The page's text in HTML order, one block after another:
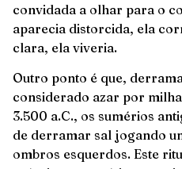
convidada a olhar para o
aparecia distorcida, ela
clara, ela viveria.
Outro ponto é que,
considerado azar por
3.500 a.C., os sumérios
de derramar sal jogando
ombros esquerdos. Este